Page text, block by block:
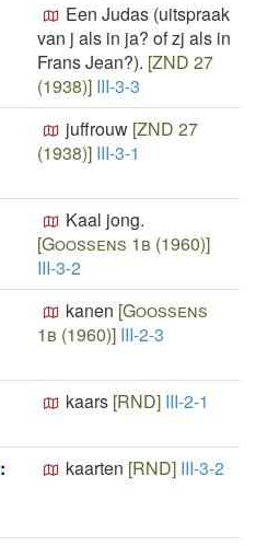
Een Judas (uitspraak
van j als in ja? of zj als in
Frans Jean?). [ZND 27
(1938)] III-3-3
juffrouw [ZND 27
(1938)] III-3-1
Kaal jong.
[Goossens 1b (1960)]
III-3-2
kanen [Goossens
1b (1960)] III-2-3
kaars [RND] III-2-1
:
kaarten [RND] III-3-2